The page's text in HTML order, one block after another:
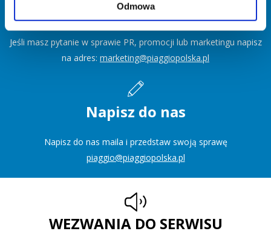
Odmowa
Marketing
Jeśli masz pytanie w sprawie PR, promocji lub marketingu napisz
na adres: marketing@piaggiopolska.pl
Napisz do nas
Napisz do nas maila i przedstaw swoją sprawę
piaggio@piaggiopolska.pl
WEZWANIA DO SERWISU